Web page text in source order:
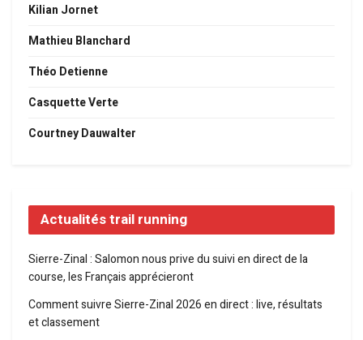
Kilian Jornet
Mathieu Blanchard
Théo Detienne
Casquette Verte
Courtney Dauwalter
Actualités trail running
Sierre-Zinal : Salomon nous prive du suivi en direct de la
course, les Français apprécieront
Comment suivre Sierre-Zinal 2026 en direct : live, résultats
et classement